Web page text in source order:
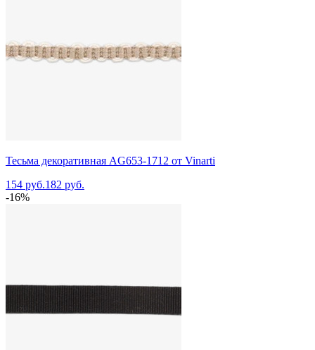
Тесьма декоративная AG653-1712 от Vinarti
154 руб.182 руб.
-16%